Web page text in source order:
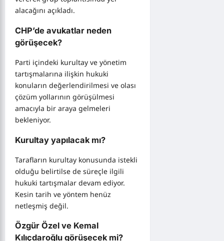
alacağını açıkladı.
CHP’de avukatlar neden
görüşecek?
Parti içindeki kurultay ve yönetim
tartışmalarına ilişkin hukuki
konuların değerlendirilmesi ve olası
çözüm yollarının görüşülmesi
amacıyla bir araya gelmeleri
bekleniyor.
Kurultay yapılacak mı?
Tarafların kurultay konusunda istekli
olduğu belirtilse de süreçle ilgili
hukuki tartışmalar devam ediyor.
Kesin tarih ve yöntem henüz
netleşmiş değil.
Özgür Özel ve Kemal
Kılıçdaroğlu görüşecek mi?